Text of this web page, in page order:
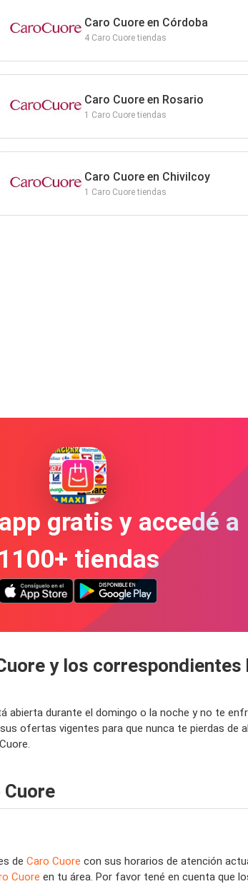
Caro Cuore en Córdoba
4 Caro Cuore tiendas
Caro Cuore en Rosario
1 Caro Cuore tiendas
Caro Cuore en Chivilcoy
1 Caro Cuore tiendas
gratis y accedé a
1100+ tiendas
y los
abierta durante el domingo o la noche y no te
ofertas vigentes para que nunca te pierdas
de Caro Cuore con sus horarios de atención
Cuore en tu área. Por favor tené en cuenta que